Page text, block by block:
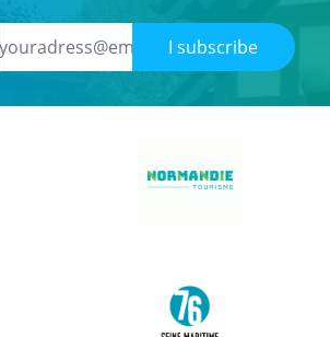
I subscribe